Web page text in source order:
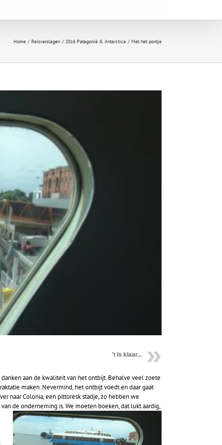
Home Reisverslagen 2016 Patagonië & Antarctica Met het pontje
't Is klaar...
aan de kwaliteit van het ontbijt. Behalve veel zoete
maken. Nevermind, het ontbijt voedt en daar gaat
naar Colonia, een pittoresk stadje, zo hebben we
de onderneming is.We moeten boeken, dat lukt aardig,